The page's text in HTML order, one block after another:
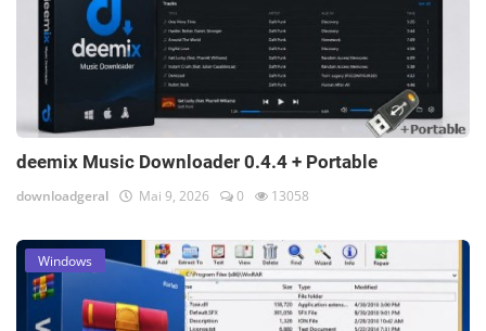
deemix Music Downloader 0.4.4 + Portable
downloadgeral Mai 9, 2026 0 13058
Windows